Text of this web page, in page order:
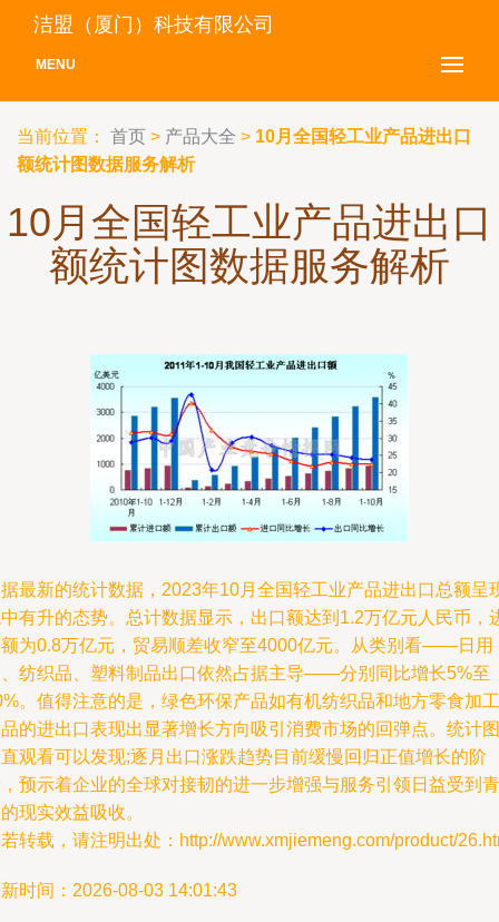
洁盟（厦门）科技有限公司
MENU
当前位置： 首页 > 产品大全 > 10月全国轻工业产品进出口
额统计图数据服务解析
10月全国轻工业产品进出口
额统计图数据服务解析
最新的统计数据，2023年10月全国轻工业产品进出口总额呈
有升的态势。总计数据显示，出口额达到1.2万亿元人民币，
为0.8万亿元，贸易顺差收窄至4000亿元。从类别看——日用
纺织品、塑料制品出口依然占据主导——分别同比增长5%至
。值得注意的是，绿色环保产品如有机纺织品和地方零食加工
的进出口表现出显著增长方向吸引消费市场的回弹点。统计图
观看可以发现;逐月出口涨跌趋势目前缓慢回归正值增长的阶
预示着企业的全球对接韧的进一步增强与服务引领日益受到青
现实效益吸收。
转载，请注明出处：http://www.xmjiemeng.com/product/
时间：2026-08-03 14:01:43